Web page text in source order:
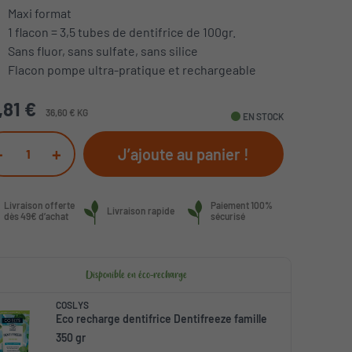
Maxi format
1 flacon = 3,5 tubes de dentifrice de 100gr.
Sans fluor, sans sulfate, sans silice
Flacon pompe ultra-pratique et rechargeable
€ 36,60 € KG fiber_manual_record EN STOCK
+ J’ajoute au panier !
Livraison offerte
dès 49€ d’achat
Livraison rapide
Paiement 100%
sécurisé
Disponible en éco-recharge
COSLYS
Eco recharge dentifrice Dentifreeze famille
350 gr